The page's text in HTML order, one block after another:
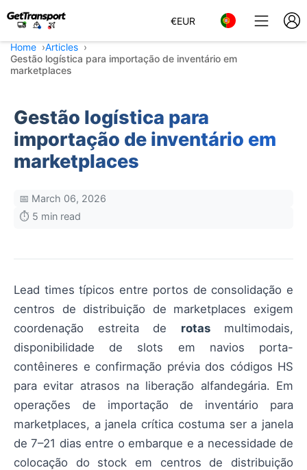
€EUR
Home
Articles
Gestão logística para importação de inventário em
marketplaces
Gestão logística para
importação de inventário em
marketplaces
📅 March 06, 2026
⏱️ 5 min read
Lead times típicos entre portos de consolidação e
centros de distribuição de marketplaces exigem
coordenação estreita de rotasmultimodais,
disponibilidade de slots em navios porta-
contêineres e confirmação prévia dos códigos HS
para evitar atrasos na liberação alfandegária. Em
operações de importação de inventário para
marketplaces, a janela crítica costuma ser a janela
de 7–21 dias entre o embarque e a necessidade de
colocação do stock em centros de distribuição